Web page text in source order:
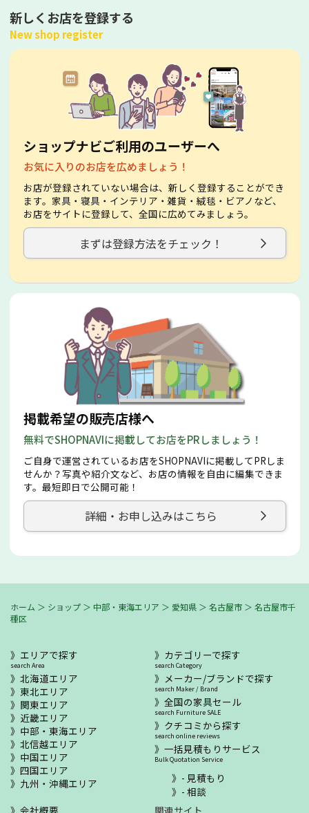
新しくお店を登録する
New shop register
ショップナビご利用のユーザーへ
お気に入りのお店を広めましょう！
お店が登録されていない場合は、新しく登録することができ
ます。家具・寝具・インテリア・雑貨・絨毯・ビアノなど、
お店をサイトに登録して、全国に広めてみましょう。
まずは登録方法をチェック！
掲載希望の販売店様へ
無料でSHOPNAVIに掲載してお店をPRしましょう！
ご自身で運営されているお店をSHOPNAVIに掲載してPRしま
せんか？写真や紹介文など、お店の情報を自由に編集できま
す。最短即日で公開可能！
詳細・お申し込みはこちら
ホーム ＞ ショップ ＞ 中部・東海エリア ＞ 愛知県 ＞ 名古屋市 ＞ 名古屋市千
種区
エリアで探す
search Area
北海道エリア
東北エリア
関東エリア
近畿エリア
中部・東海エリア
北信越エリア
中国エリア
四国エリア
九州・沖縄エリア
カテゴリーで探す
search Category
メーカー/ブランドで探す
search Maker / Brand
全国の家具セール
search Furniture SALE
クチコミから探す
search online reviews
一括見積もりサービス
Bulk Quotation Service
- 見積もり
- 相談
会社概要
関連サイト